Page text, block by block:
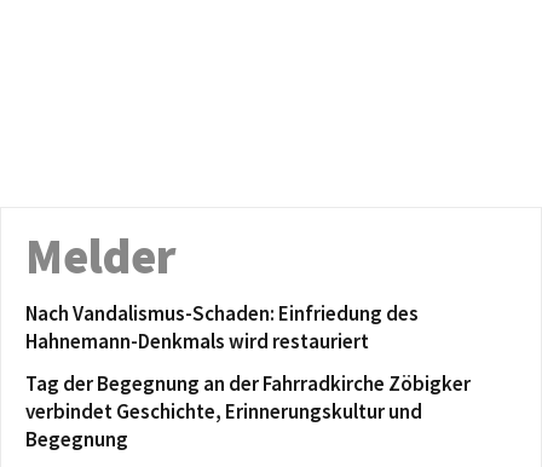
Melder
Nach Vandalismus-Schaden: Einfriedung des
Hahnemann-Denkmals wird restauriert
Tag der Begegnung an der Fahrradkirche Zöbigker
verbindet Geschichte, Erinnerungskultur und
Begegnung